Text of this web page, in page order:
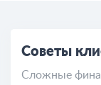
Советы
Сложные